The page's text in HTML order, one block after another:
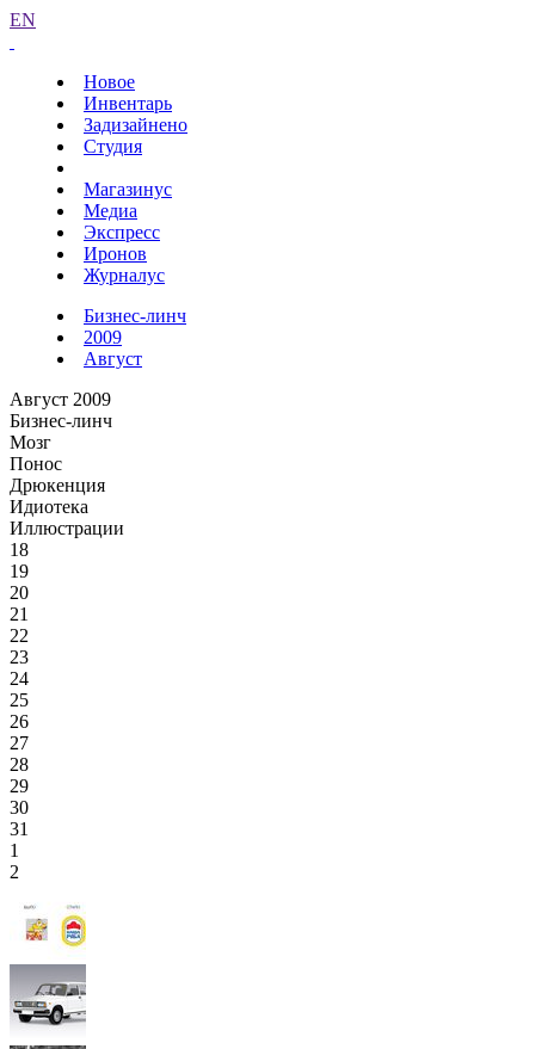
EN
Новое
Инвентарь
Задизайнено
Студия
Магазинус
Медиа
Экспресс
Иронов
Журналус
Бизнес-линч
2009
Август
Август 2009
Бизнес-линч
Мозг
Понос
Дрюкенция
Идиотека
Иллюстрации
18
19
20
21
22
23
24
25
26
27
28
29
30
31
1
2